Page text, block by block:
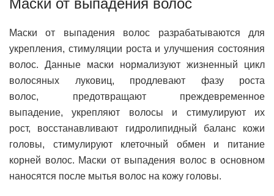
Маски от выпадения волос
Маски от выпадения волос разрабатываются для
укрепления, стимуляции роста и улучшения состояния
волос. Данные маски нормализуют жизненный цикл
волосяных луковиц, продлевают фазу роста
волос, предотвращают преждевременное
выпадение, укрепляют волосы и стимулируют их
рост, восстанавливают гидролипидный баланс кожи
головы, стимулируют клеточный обмен и питание
корней волос. Маски от выпадения волос в основном
наносятся после мытья волос на кожу головы.